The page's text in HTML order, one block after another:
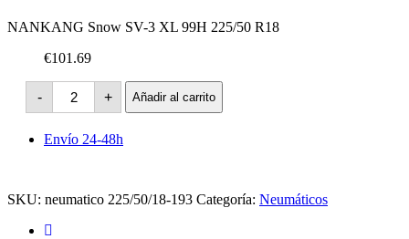
NANKANG Snow SV-3 XL 99H 225/50 R18
€101.69
-
NANKANG
Snow
SV-
XL
+ Añadir al carrito
Envío 24-48h
SKU: neumatico 225/50/18-193 Categoría: Neumáticos